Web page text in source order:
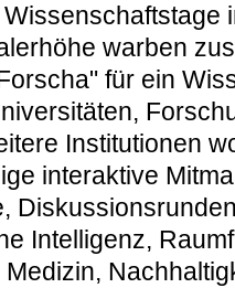
warben
für ein
Institutionen
interaktive
Intelligenz,